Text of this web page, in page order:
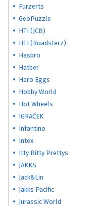
Furzerts
GeoPuzzle
HTI (JCB)
HTI (Roadsterz)
Hasbro
Hatber
Hero Eggs
Hobby World
Hot Wheels
IGRAČEK
Infantino
Intex
Itty Bitty Prettys
JAKKS
Jack&Lin
Jakks Pacific
Jurassic World